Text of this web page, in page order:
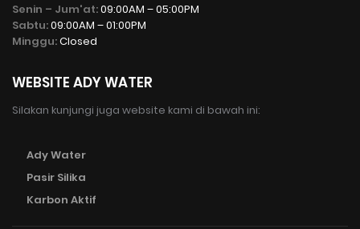
Senin – Jum'at:09:00AM – 05:00PM
Sabtu:09:00AM – 01:00PM
Minggu:Closed
WEBSITE ADY WATER
Silakan kunjungi juga website kami di bawah ini:
Ady Water
Pasir Silika
Karbon Aktif